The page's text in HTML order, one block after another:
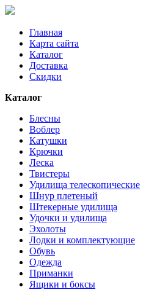
Главная
Карта сайта
Каталог
Доставка
Скидки
Каталог
Блесны
Воблер
Катушки
Крючки
Леска
Твистеры
Удилища телескопические
Шнур плетеный
Штекерные удилища
Удочки и удилища
Эхолоты
Лодки и комплектующие
Обувь
Одежда
Приманки
Ящики и боксы